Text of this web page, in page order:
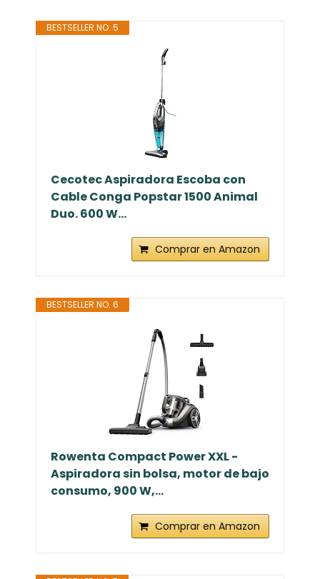
BESTSELLER NO. 5
Cecotec Aspiradora Escoba con
Cable Conga Popstar 1500 Animal
Duo. 600 W...
Comprar en Amazon
BESTSELLER NO. 6
Rowenta Compact Power XXL -
Aspiradora sin bolsa, motor de bajo
consumo, 900 W,...
Comprar en Amazon